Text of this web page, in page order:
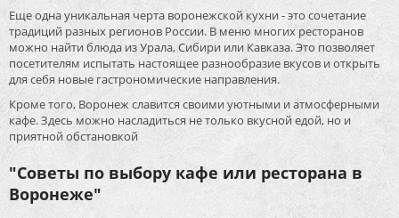
Еще одна уникальная черта воронежской кухни - это сочетание
традиций разных регионов России. В меню многих ресторанов
можно найти блюда из Урала, Сибири или Кавказа. Это позволяет
посетителям испытать настоящее разнообразие вкусов и открыть
для себя новые гастрономические направления.
Кроме того, Воронеж славится своими уютными и атмосферными
кафе. Здесь можно насладиться не только вкусной едой, но и
приятной обстановкой
"Советы по выбору кафе или ресторана в
Воронеже"